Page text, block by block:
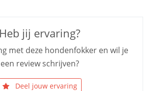
Heb jij ervaring?
met deze hondenfokker en wil je
een review schrijven?
Deel jouw ervaring